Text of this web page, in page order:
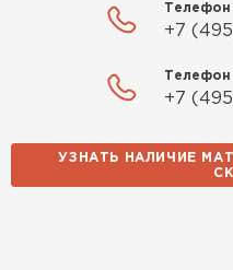
Телефон
+7
Телефон
+7
УЗНАТЬ НАЛИЧИЕ
ВСЕ